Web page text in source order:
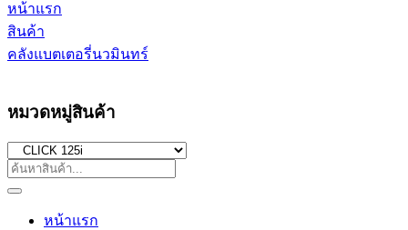
หน้าแรก
สินค้า
คลังแบตเตอรี่นวมินทร์
หมวดหมู่สินค้า
หน้าแรก